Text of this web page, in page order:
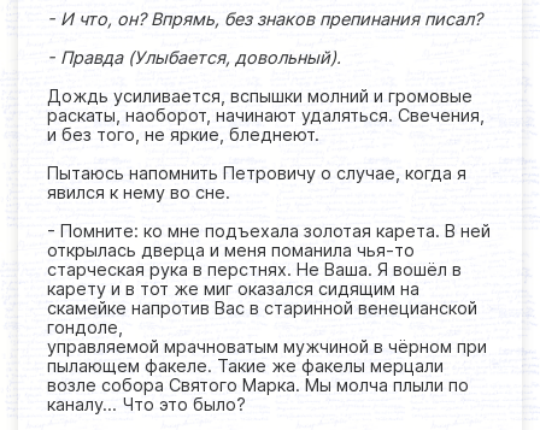
- И что, он? Впрямь, без знаков препинания писал?
- Правда (Улыбается, довольный).
Дождь усиливается, вспышки молний и громовые
раскаты, наоборот, начинают удаляться. Свечения,
и без того, не яркие, бледнеют.
Пытаюсь напомнить Петровичу о случае, когда я
явился к нему во сне.
- Помните: ко мне подъехала золотая карета. В ней
открылась дверца и меня поманила чья-то
старческая рука в перстнях. Не Ваша. Я вошёл в
карету и в тот же миг оказался сидящим на
скамейке напротив Вас в старинной венецианской
гондоле,
управляемой мрачноватым мужчиной в чёрном при
пылающем факеле. Такие же факелы мерцали
возле собора Святого Марка. Мы молча плыли по
каналу… Что это было?